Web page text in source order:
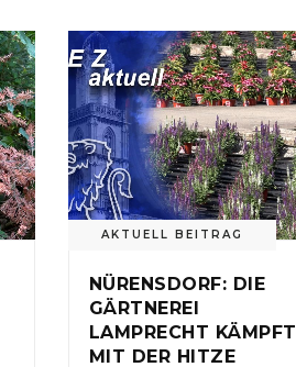
AKTUELL BEITRAG
NÜRENSDORF: DIE
GÄRTNEREI
LAMPRECHT KÄMPFT
MIT DER HITZE